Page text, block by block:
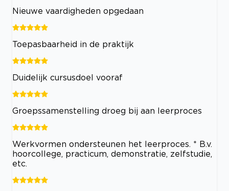
Nieuwe vaardigheden opgedaan
Toepasbaarheid in de praktijk
Duidelijk cursusdoel vooraf
Groepssamenstelling droeg bij aan leerproces
Werkvormen ondersteunen het leerproces. * B.v.
hoorcollege, practicum, demonstratie, zelfstudie,
etc.